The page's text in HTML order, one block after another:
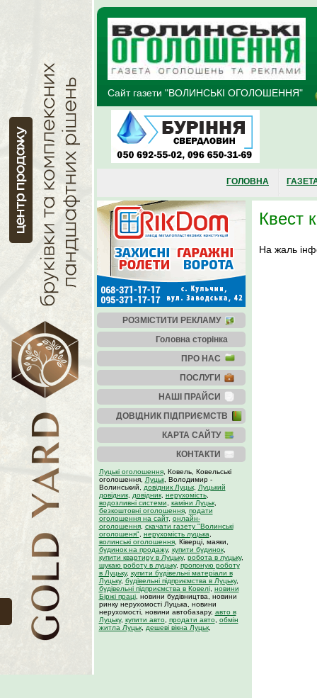
Перейти до основного матеріалу
Сайт газети "ВОЛИНСЬКІ ОГОЛОШЕННЯ"
ГОЛОВНА
РОЗМІСТИТИ РЕКЛАМУ
Головна сторінка
ПРО НАС
ПОСЛУГИ
НАШІ ПРАЙСИ
ДОВІДНИК ПІДПРИЄМСТВ
КАРТА САЙТУ
КОНТАКТИ
Луцькі оголошення, Ковель, Ковельські
оголошення,
Луцьк, Володимир -
Волинський,
довідник Луцьк,
Луцький
довідник, довідник, нерухомість,
водозливні системи
каміни Луцьк,
безкоштовні оголошення, подати
оголошення на сайт, онлайн-
оголошення, скачати газету "Волинські
оголошеня"
нерухомість луцька
волинські оголошення, Ківерці, маяки,
будинок на продажу, купити будинок,
купити квартиру в Луцьку, робота в луцьку,
шукаю роботу в луцьку, пропоную роботу
в Луцьку, купити будівельні матеріали в
Луцьку, будівельні підприємства в Луцьку,
будівельні підприємства в Ковелі, новини
Біржі праці, новини будівництва, новини
ринку нерухомості Луцька, новини
нерухомості, новини автобазару, авто в
Луцьку, купити авто, продати авто, обмін
житла Луцьк, дешеві вікна Луцьк,
Квест
На жаль